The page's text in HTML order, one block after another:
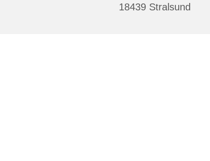
18439 Stralsund